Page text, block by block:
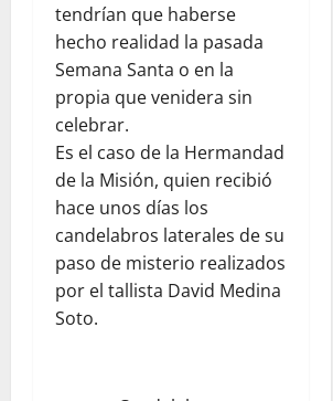
tendrían que haberse
hecho realidad la pasada
Semana Santa o en la
propia que venidera sin
celebrar.
Es el caso de la Hermandad
de la Misión, quien recibió
hace unos días los
candelabros laterales de su
paso de misterio realizados
por el tallista David Medina
Soto.